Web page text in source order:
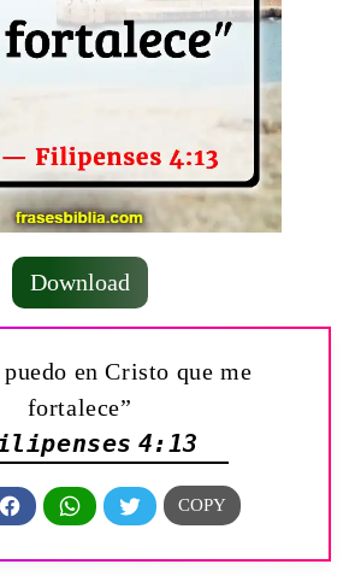
Download
en Cristo que me
fortalece”
4:13